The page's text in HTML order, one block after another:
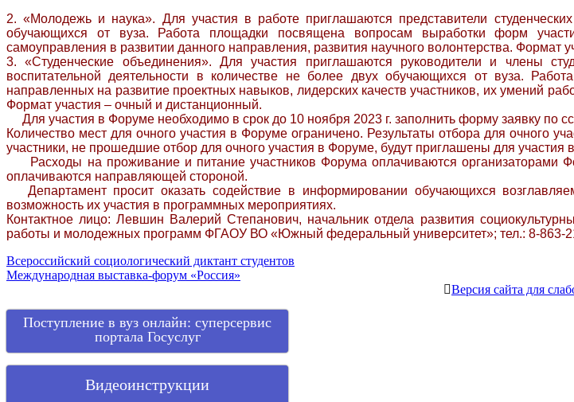
2. «Молодежь и наука». Для участия в работе приглашаются представители
обучающихся от вуза. Работа площадки посвящена вопросам выработки форм
самоуправления в развитии данного направления, развития научного волонтерства. Формат
3. «Студенческие объединения». Для участия приглашаются руководители и члены
воспитательной деятельности в количестве не более двух обучающихся от вуза.
направленных на развитие проектных навыков, лидерских качеств участников, их умений
Формат участия – очный и дистанционный.
Для участия в Форуме необходимо в срок до 10 ноября 2023 г. заполнить форму заявку по
Количество мест для очного участия в Форуме ограничено. Результаты отбора для очного
участники, не прошедшие отбор для очного участия в Форуме, будут приглашены для участия
Расходы на проживание и питание участников Форума оплачиваются организаторами
оплачиваются направляющей стороной.
Департамент просит оказать содействие в информировании обучающихся
возможность их участия в программных мероприятиях.
Контактное лицо: Левшин Валерий Степанович, начальник отдела развития
работы и молодежных программ ФГАОУ ВО «Южный федеральный университет»; тел.: 8-863-
Навигация
по
записям
Всероссийский социологический диктант студентов
Международная выставка-форум «Россия»
Версия сайта для
Поступление в вуз онлайн: суперсервис
портала Госуслуг
Видеоинструкции